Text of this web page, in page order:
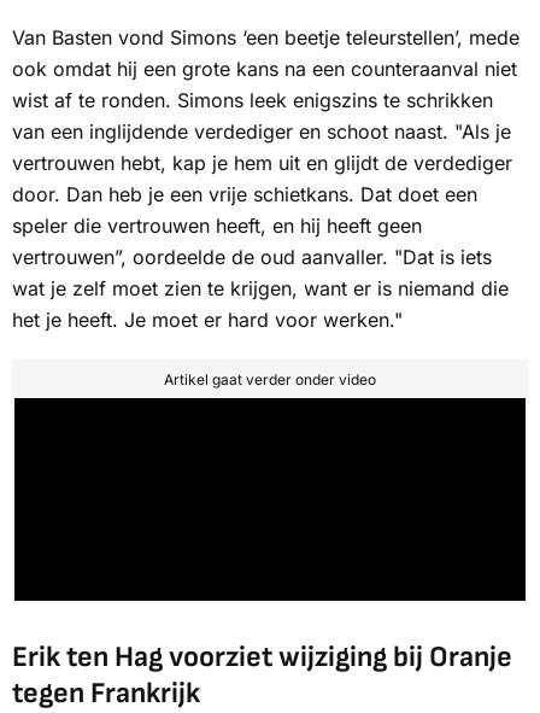
Van Basten vond Simons ‘een beetje teleurstellen’, mede
ook omdat hij een grote kans na een counteraanval niet
wist af te ronden. Simons leek enigszins te schrikken
van een inglijdende verdediger en schoot naast. "Als je
vertrouwen hebt, kap je hem uit en glijdt de verdediger
door. Dan heb je een vrije schietkans. Dat doet een
speler die vertrouwen heeft, en hij heeft geen
vertrouwen”, oordeelde de oud aanvaller. "Dat is iets
wat je zelf moet zien te krijgen, want er is niemand die
het je heeft. Je moet er hard voor werken."
Artikel gaat verder onder video
Erik ten Hag voorziet wijziging bij Oranje
tegen Frankrijk